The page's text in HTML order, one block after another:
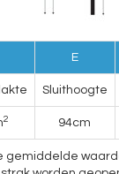
E
Sluithoogte
2 94cm